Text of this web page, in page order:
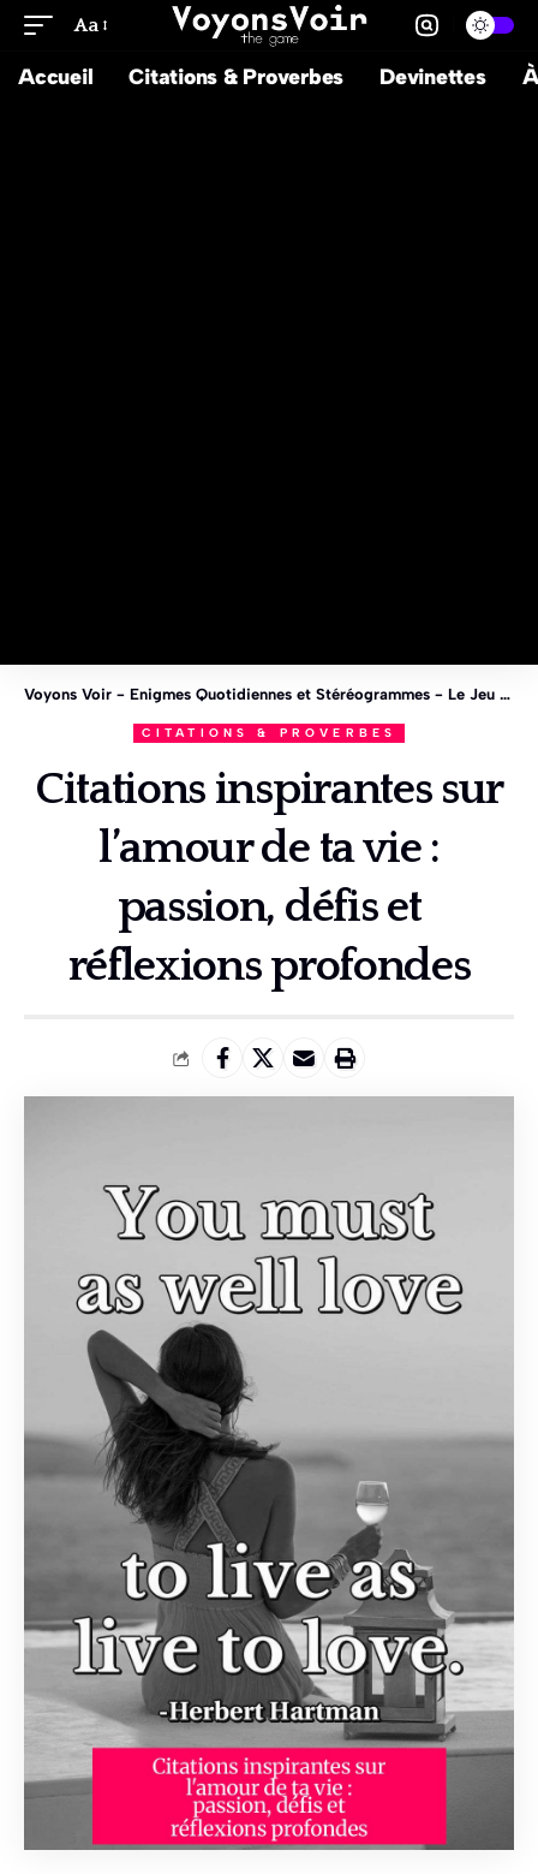
Aa
Accueil Citations & Proverbes Devinettes
Voyons Voir - Enigmes Quotidiennes et Stéréogrammes - Le Jeu des 1%
CITATIONS & PROVERBES
Citations inspirantes sur
l’amour de ta vie :
passion, défis et
réflexions profondes